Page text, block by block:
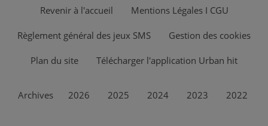
Revenir à l'accueil Mentions Légales I CGU
Règlement général des jeux SMS Gestion des cookies
Plan du site Télécharger l'application Urban hit
Archives 2026 2025 2024 2023 2022